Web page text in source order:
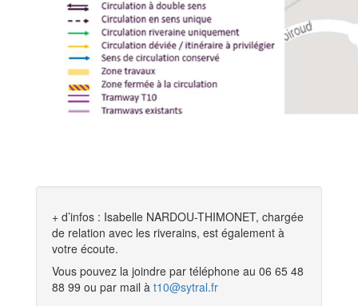
+ d’infos : Isabelle NARDOU-THIMONET, chargée
de relation avec les riverains, est également à
votre écoute.
Vous pouvez la joindre par téléphone au 06 65 48
88 99 ou par mail à t10@sytral.fr